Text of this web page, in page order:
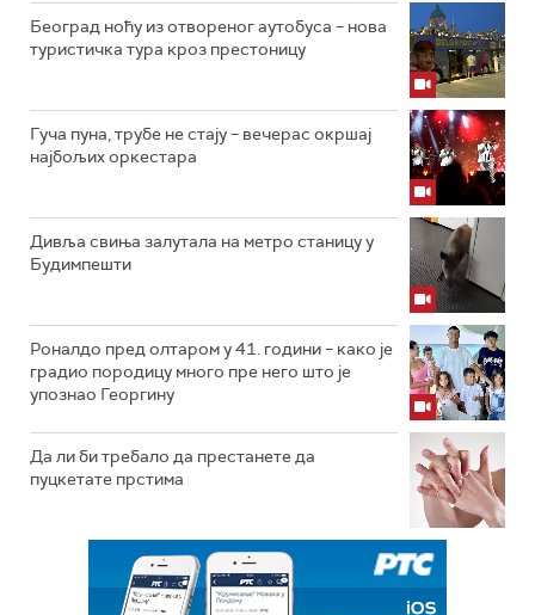
Београд ноћу из отвореног аутобуса – нова
туристичка тура кроз престоницу
Гуча пуна, трубе не стају – вечерас окршај
најбољих оркестара
Дивља свиња залутала на метро станицу у
Будимпешти
Роналдо пред олтаром у 41. години – како је
градио породицу много пре него што је
упознао Георгину
Да ли би требало да престанете да
пуцкетате прстима